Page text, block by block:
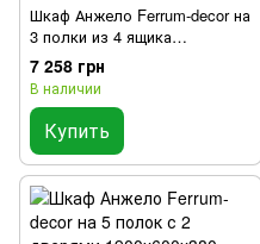
Шкаф Анжело Ferrum-decor на
3 полки из 4 ящика
1900x600x380 ДСП Белый 16
мм (ANG2014)
7 258 грн
В наличии
Купить